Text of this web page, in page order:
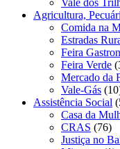
Agricultura,
Comida na
Estradas
Feira
Feira Verde
Mercado da
Vale-Gás
Assistência Social
Casa da
CRAS (76)
Justiça no